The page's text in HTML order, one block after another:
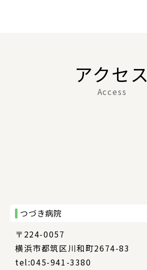
アクセス
Access
つづき病院
〒224-0057
横浜市都筑区川和町2674-83
tel:045-941-3380